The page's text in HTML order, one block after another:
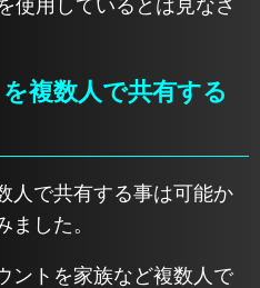
使用しているとは見なさ
複数人で共有する
人で共有する事は可能か
ました。
ントを家族など複数人で